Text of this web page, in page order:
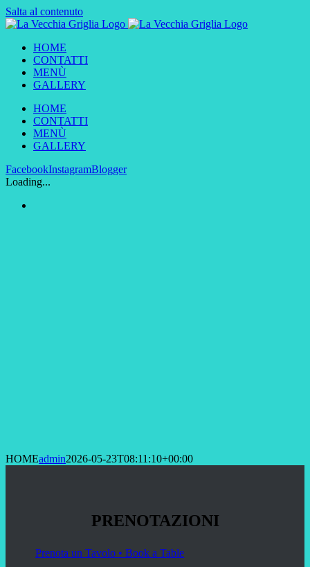
Salta al contenuto
HOME
CONTATTI
MENÙ
GALLERY
HOME
CONTATTI
MENÙ
GALLERY
FacebookInstagramBlogger
Loading...
HOMEadmin2026-05-23T08:11:10+00:00
PRENOTAZIONI
Prenota un Tavolo • Book a Table